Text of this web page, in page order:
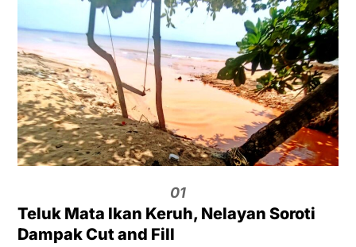
01
Teluk Mata Ikan Keruh, Nelayan Soroti
Dampak Cut and Fill